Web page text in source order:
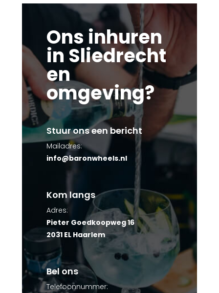
Ons inhuren
in Sliedrecht
en
omgeving?
Stuur ons een bericht
Mailadres:
info@baronwheels.nl
Kom langs
Adres:
Pieter Goedkoopweg 16
2031 EL Haarlem
Bel ons
Telefoonnummer: